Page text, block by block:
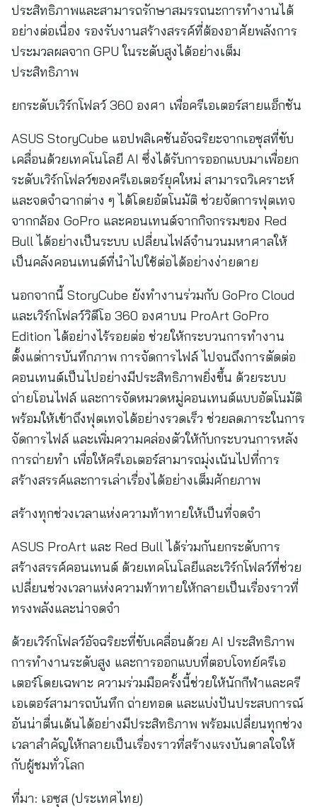
ประสิทธิภาพและสามารถรักษาสมรรถนะการทำงานได้
อย่างต่อเนื่อง รองรับงานสร้างสรรค์ที่ต้องอาศัยพลังการ
ประมวลผลจาก GPU ในระดับสูงได้อย่างเต็ม
ประสิทธิภาพ
ยกระดับเวิร์กโฟลว์ 360 องศา เพื่อครีเอเตอร์สายแอ็กชัน
ASUS StoryCube แอปพลิเคชันอัจฉริยะจากเอซุสที่ขับ
เคลื่อนด้วยเทคโนโลยี AI ซึ่งได้รับการออกแบบมาเพื่อยก
ระดับเวิร์กโฟลว์ของครีเอเตอร์ยุคใหม่ สามารถวิเคราะห์
และจดจำฉากต่าง ๆ ได้โดยอัตโนมัติ ช่วยจัดการฟุตเทจ
จากกล้อง GoPro และคอนเทนต์จากกิจกรรมของ Red
Bull ได้อย่างเป็นระบบ เปลี่ยนไฟล์จำนวนมหาศาลให้
เป็นคลังคอนเทนต์ที่นำไปใช้ต่อได้อย่างง่ายดาย
นอกจากนี้ StoryCube ยังทำงานร่วมกับ GoPro Cloud
และเวิร์กโฟลว์วิดีโอ 360 องศาบน ProArt GoPro
Edition ได้อย่างไร้รอยต่อ ช่วยให้กระบวนการทำงาน
ตั้งแต่การบันทึกภาพ การจัดการไฟล์ ไปจนถึงการตัดต่อ
คอนเทนต์เป็นไปอย่างมีประสิทธิภาพยิ่งขึ้น ด้วยระบบ
ถ่ายโอนไฟล์ และการจัดหมวดหมู่คอนเทนต์แบบอัตโนมัติ
พร้อมให้เข้าถึงฟุตเทจได้อย่างรวดเร็ว ช่วยลดภาระในการ
จัดการไฟล์ และเพิ่มความคล่องตัวให้กับกระบวนการหลัง
การถ่ายทำ เพื่อให้ครีเอเตอร์สามารถมุ่งเน้นไปที่การ
สร้างสรรค์และการเล่าเรื่องได้อย่างเต็มศักยภาพ
สร้างทุกช่วงเวลาแห่งความท้าทายให้เป็นที่จดจำ
ASUS ProArt และ Red Bull ได้ร่วมกันยกระดับการ
สร้างสรรค์คอนเทนต์ ด้วยเทคโนโลยีและเวิร์กโฟลว์ที่ช่วย
เปลี่ยนช่วงเวลาแห่งความท้าทายให้กลายเป็นเรื่องราวที่
ทรงพลังและน่าจดจำ
ด้วยเวิร์กโฟลว์อัจฉริยะที่ขับเคลื่อนด้วย AI ประสิทธิภาพ
การทำงานระดับสูง และการออกแบบที่ตอบโจทย์ครีเอ
เตอร์โดยเฉพาะ ความร่วมมือครั้งนี้ช่วยให้นักกีฬาและครี
เอเตอร์สามารถบันทึก ถ่ายทอด และแบ่งปันประสบการณ์
อันน่าตื่นเต้นได้อย่างมีประสิทธิภาพ พร้อมเปลี่ยนทุกช่วง
เวลาสำคัญให้กลายเป็นเรื่องราวที่สร้างแรงบันดาลใจให้
กับผู้ชมทั่วโลก
ที่มา: เอซุส (ประเทศไทย)